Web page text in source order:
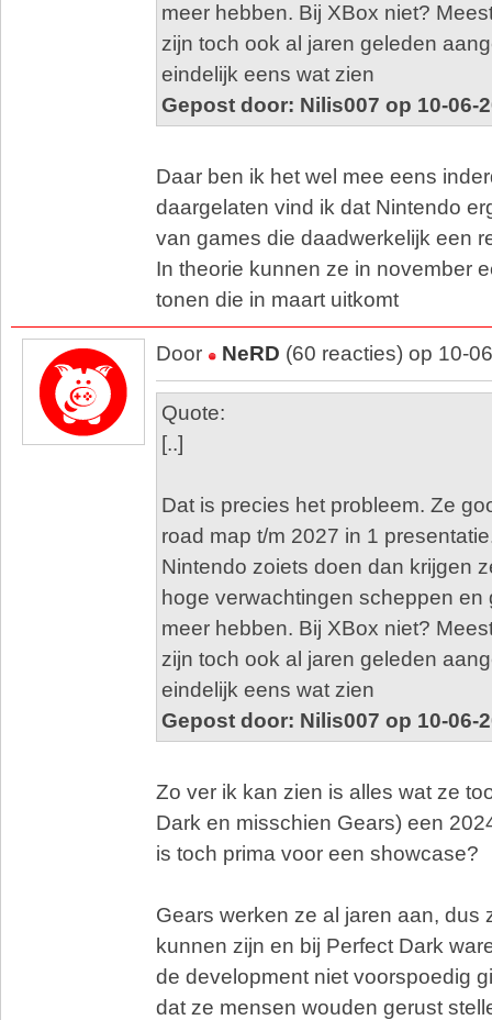
meer hebben. Bij XBox niet?
zijn toch ook al jaren geleden
eindelijk eens wat zien
Gepost door: Nilis007 op 10-06-
Daar ben ik het wel mee eens
daargelaten vind ik dat Nintendo
van games die daadwerkelijk een
In theorie kunnen ze in november
tonen die in maart uitkomt
Door NeRD (60 reacties) op 10-
Quote:
[..]
Dat is precies het probleem. Ze
road map t/m 2027 in 1
Nintendo zoiets doen dan krijgen
hoge verwachtingen scheppen en
meer hebben. Bij XBox niet?
zijn toch ook al jaren geleden
eindelijk eens wat zien
Gepost door: Nilis007 op 10-06-
Zo ver ik kan zien is alles wat ze
Dark en misschien Gears) een
is toch prima voor een showcase?
Gears werken ze al jaren aan, dus
kunnen zijn en bij Perfect Dark
de development niet voorspoedig
dat ze mensen wouden gerust